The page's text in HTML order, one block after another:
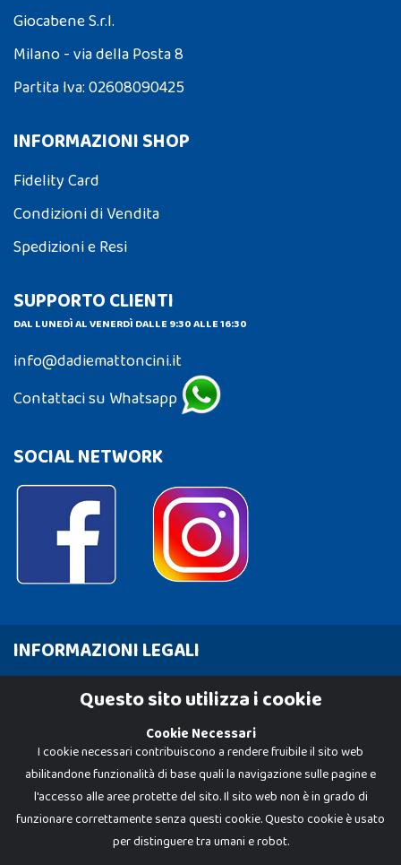
Giocabene S.r.l.
Milano - via della Posta 8
Partita Iva: 02608090425
INFORMAZIONI SHOP
Fidelity Card
Condizioni di Vendita
Spedizioni e Resi
SUPPORTO CLIENTI
DAL LUNEDÌ AL VENERDÌ DALLE 9:30 ALLE 16:30
info@dadiemattoncini.it
Contattaci su Whatsapp
SOCIAL NETWORK
INFORMAZIONI LEGALI
Cookie PolicyQuesto sito utilizza i cookie
Cookie Necessari
I cookie necessari contribuiscono a rendere fruibile il sito web
abilitandone funzionalità di base quali la navigazione sulle pagine e
l'accesso alle aree protette del sito. Il sito web non è in grado di
funzionare correttamente senza questi cookie. Questo cookie è usato
per distinguere tra umani e robot.